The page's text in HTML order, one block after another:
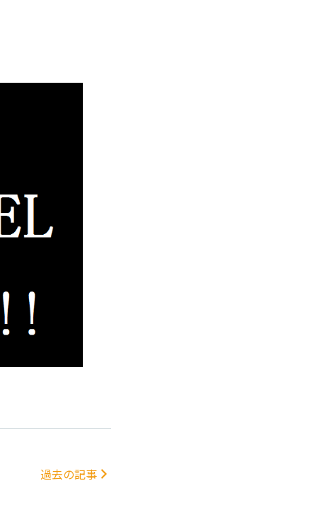
過去の記事